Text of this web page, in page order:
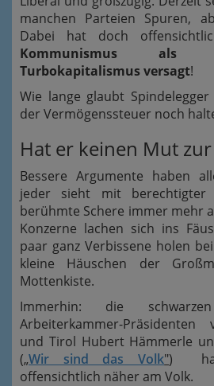
manchen Parteien Spuren,
Dabei hat doch
Kommunismus
Turbokapitalismus versagt!
Wie lange glaubt
der Vermögenssteuer noch
Hat er keinen Mut
Bessere Argumente haben
jeder sieht mit
berühmte Schere immer mehr
Konzerne lachen sich ins
paar ganz Verbissene holen
kleine Häuschen der
Mottenkiste.
Immerhin: die
Arbeiterkammer-
und Tirol Hubert Hämmerle
(„Wir sind das Volk")
offensichtlich näher am Volk.